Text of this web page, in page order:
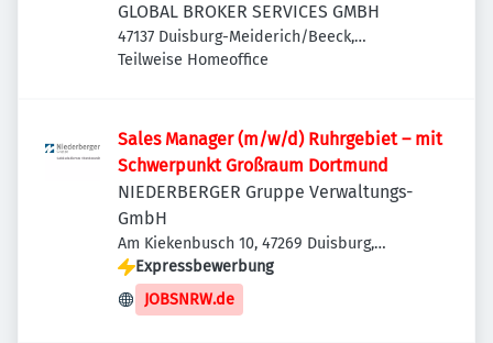
GLOBAL BROKER SERVICES GMBH
47137 Duisburg-Meiderich/Beeck,
Deutschland
Teilweise Homeoffice
Sales Manager (m/w/d) Ruhrgebiet – mit
Schwerpunkt Großraum Dortmund
NIEDERBERGER Gruppe Verwaltungs-
GmbH
Am Kiekenbusch 10, 47269 Duisburg,
Deutschland
Expressbewerbung
JOBSNRW.de